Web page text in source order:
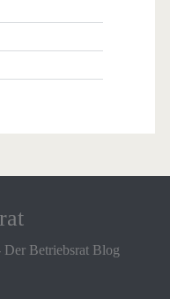
Der Betriebsrat Blog